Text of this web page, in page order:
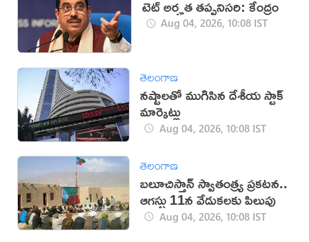
టెట్ అర్హత తప్పనిసరి: కేంద్రం
Aug 04, 2026, 10:08 IST
తెలంగాణ
నష్టాలతో ముగిసిన దేశీయ స్టాక్
మార్కెట్లు
Aug 04, 2026, 10:08 IST
తెలంగాణ
బలూచిస్తాన్ స్వాతంత్ర్య ప్రకటన..
ఆగస్టు 11న వేడుకలకు పిలుపు
Aug 04, 2026, 10:08 IST